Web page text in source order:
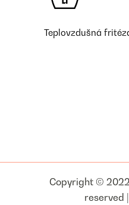
Teplovzdušná
Copyright ©
reserved |